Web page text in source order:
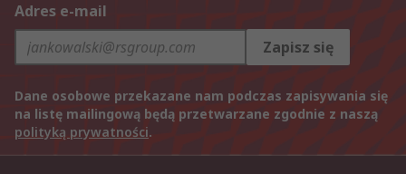
Adres e-mail
Zapisz się
Dane osobowe przekazane nam podczas zapisywania się
na listę mailingową będą przetwarzane zgodnie z naszą
polityką prywatności.